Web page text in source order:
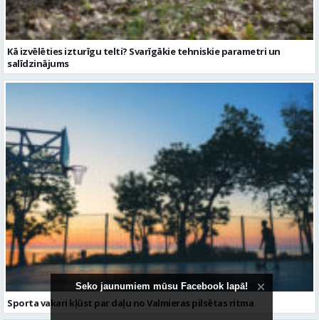
Sporta vakari kļūst par daļu no Valmieras pilsētas ritma
Seko jaunumiem mūsu Facebook lapā!